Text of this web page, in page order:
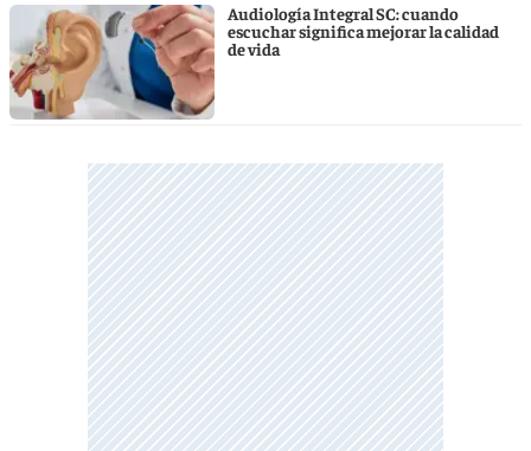
Audiología Integral SC: cuando
escuchar significa mejorar la calidad
de vida